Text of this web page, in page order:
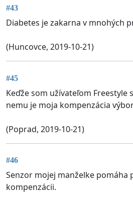
#43
Diabetes je zakarna v mnohých
(Huncovce, 2019-10-21)
#45
Keďže som užívateľom Freestyle
nemu je moja kompenzácia
(Poprad, 2019-10-21)
#46
Senzor mojej manželke pomáha
kompenzácii.